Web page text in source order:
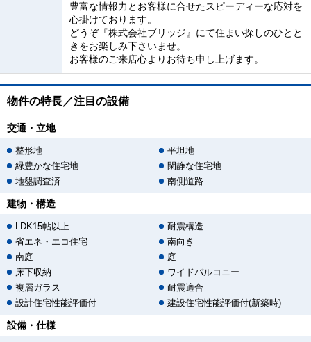
豊富な情報力とお客様に合せたスピーディーな応対を
心掛けております。
どうぞ『株式会社ブリッジ』にて住まい探しのひとと
きをお楽しみ下さいませ。
お客様のご来店心よりお待ち申し上げます。
物件の特長／注目の設備
交通・立地
整形地
平坦地
緑豊かな住宅地
閑静な住宅地
地盤調査済
南側道路
建物・構造
LDK15帖以上
耐震構造
省エネ・エコ住宅
南向き
南庭
庭
床下収納
ワイドバルコニー
複層ガラス
耐震適合
設計住宅性能評価付
建設住宅性能評価付(新築時)
設備・仕様